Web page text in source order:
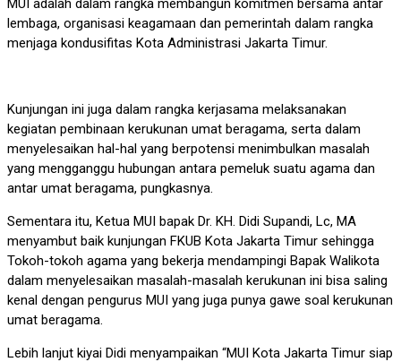
MUI adalah dalam rangka membangun komitmen bersama antar
lembaga, organisasi keagamaan dan pemerintah dalam rangka
menjaga kondusifitas Kota Administrasi Jakarta Timur.
Kunjungan ini juga dalam rangka kerjasama melaksanakan
kegiatan pembinaan kerukunan umat beragama, serta dalam
menyelesaikan hal-hal yang berpotensi menimbulkan masalah
yang mengganggu hubungan antara pemeluk suatu agama dan
antar umat beragama, pungkasnya.
Sementara itu, Ketua MUI bapak Dr. KH. Didi Supandi, Lc, MA
menyambut baik kunjungan FKUB Kota Jakarta Timur sehingga
Tokoh-tokoh agama yang bekerja mendampingi Bapak Walikota
dalam menyelesaikan masalah-masalah kerukunan ini bisa saling
kenal dengan pengurus MUI yang juga punya gawe soal kerukunan
umat beragama.
Lebih lanjut kiyai Didi menyampaikan “MUI Kota Jakarta Timur siap